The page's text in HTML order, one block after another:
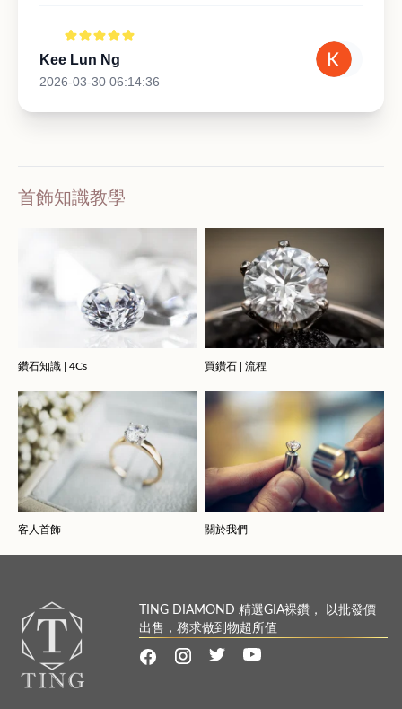
Kee Lun Ng
2026-03-30 06:14:36
首飾知識教學
鑽石知識 | 4Cs 買鑽石 | 流程
客人首飾 關於我們
TING DIAMOND 精選GIA裸鑽， 以批發價
出售，務求做到物超所值